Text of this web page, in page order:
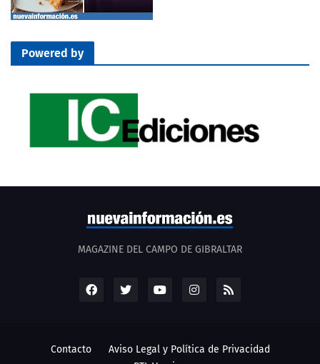
Powered by
MAGAZINE DEL CAMPO DE GIBRALTAR
Contacto
Aviso Legal y Política de Privacidad